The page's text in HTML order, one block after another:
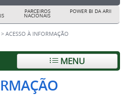
PARCEIROS
NACIONAIS
POWER BI DA ARII
> ACESSO À INFORMAÇÃO
MENU